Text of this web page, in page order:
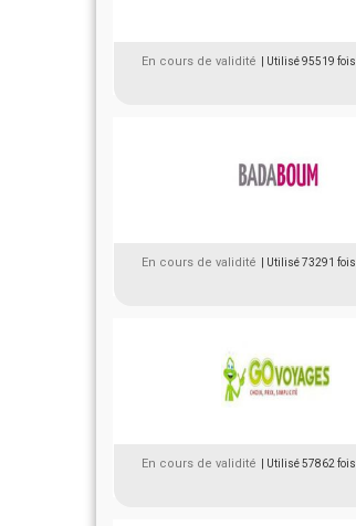
En cours de validité | Utilisé 95519 fois
En cours de validité | Utilisé 73291 fois
En cours de validité | Utilisé 57862 fois